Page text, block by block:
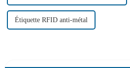
Étiquette RFID anti-métal